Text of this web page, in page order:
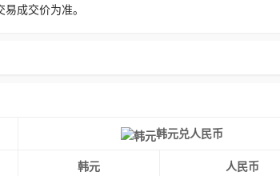
成交价为准。
韩元兑人民币
韩元
人民币